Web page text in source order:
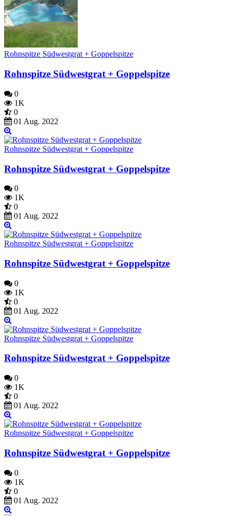
Rohnspitze Südwestgrat + Goppelspitze
Rohnspitze Südwestgrat + Goppelspitze
0
1K
0
01 Aug. 2022
Rohnspitze Südwestgrat + Goppelspitze
Rohnspitze Südwestgrat + Goppelspitze
0
1K
0
01 Aug. 2022
Rohnspitze Südwestgrat + Goppelspitze
Rohnspitze Südwestgrat + Goppelspitze
0
1K
0
01 Aug. 2022
Rohnspitze Südwestgrat + Goppelspitze
Rohnspitze Südwestgrat + Goppelspitze
0
1K
0
01 Aug. 2022
Rohnspitze Südwestgrat + Goppelspitze
Rohnspitze Südwestgrat + Goppelspitze
0
1K
0
01 Aug. 2022